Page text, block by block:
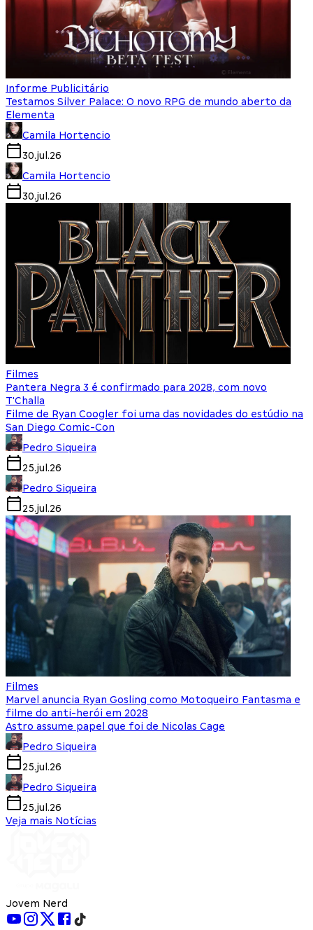
Informe Publicitário
Testamos Silver Palace: O novo RPG de mundo aberto da
Elementa
Camila Hortencio
30.jul.26
Camila Hortencio
30.jul.26
Filmes
Pantera Negra 3 é confirmado para 2028, com novo
T'Challa
Filme de Ryan Coogler foi uma das novidades do estúdio na
San Diego Comic-Con
Pedro Siqueira
25.jul.26
Pedro Siqueira
25.jul.26
Filmes
Marvel anuncia Ryan Gosling como Motoqueiro Fantasma e
filme do anti-herói em 2028
Astro assume papel que foi de Nicolas Cage
Pedro Siqueira
25.jul.26
Pedro Siqueira
25.jul.26
Veja mais Notícias
Jovem Nerd